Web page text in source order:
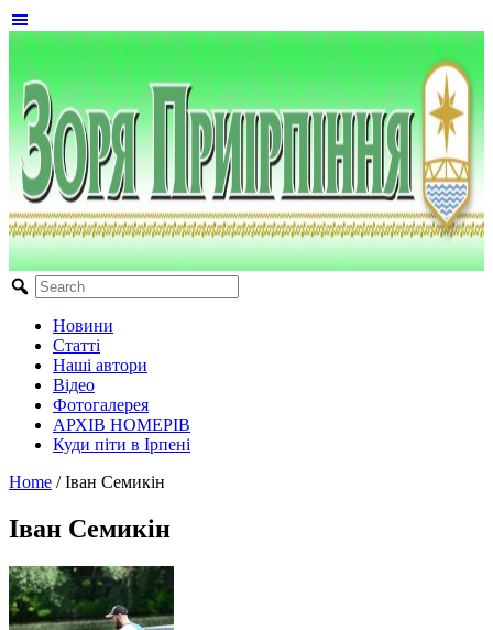
Новини
Статті
Наші автори
Відео
Фотогалерея
АРХІВ НОМЕРІВ
Куди піти в Ірпені
Home / Іван Семикін
Іван Семикін